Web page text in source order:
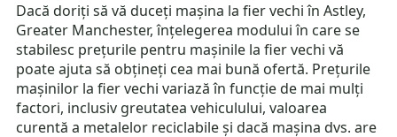
Dacă doriți să vă duceți mașina la fier vechi în Astley,
Greater Manchester, înțelegerea modului în care se
stabilesc prețurile pentru mașinile la fier vechi vă
poate ajuta să obțineți cea mai bună ofertă. Prețurile
mașinilor la fier vechi variază în funcție de mai mulți
factori, inclusiv greutatea vehiculului, valoarea
curentă a metalelor reciclabile și dacă mașina dvs. are